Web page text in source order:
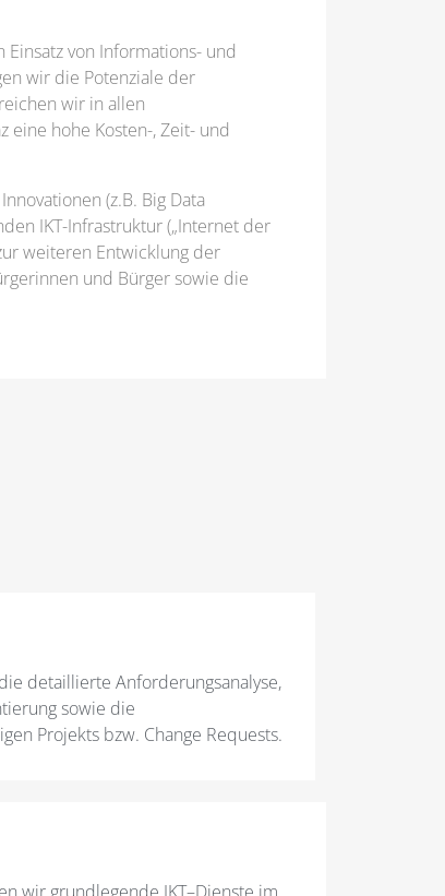
von Informations- und
wir die Potenziale der
wir in allen
eine hohe Kosten-, Zeit- und
(z.B. Big Data
IKT-Infrastruktur („Internet der
weiteren Entwicklung der
und Bürger sowie die
detaillierte Anforderungsanalyse,
sowie die
Projekts bzw. Change Requests.